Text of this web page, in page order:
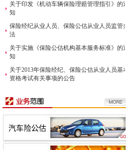
关于印发《机动车辆保险理赔管理指引》的通
知
保险经纪从业人员、保险公估从业人员监管办
法
关于实施《保险公估机构基本服务标准》的通
知
关于2013年保险经纪、保险公估从业人员基本
资格考试有关事项的公告